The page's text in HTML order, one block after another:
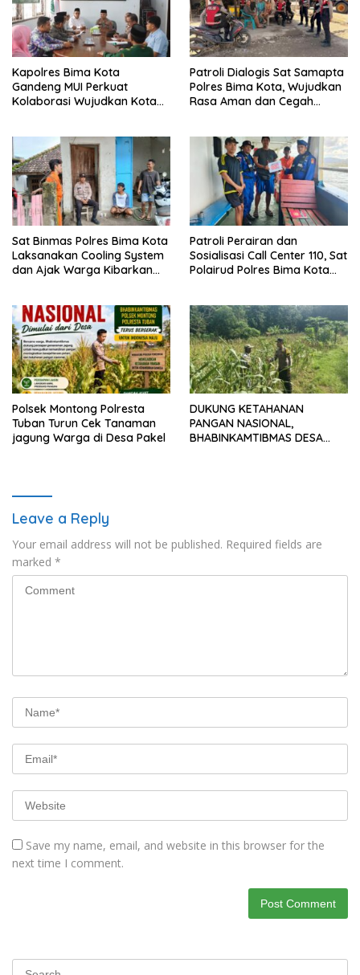
Kapolres Bima Kota
Gandeng MUI Perkuat
Kolaborasi Wujudkan Kota
Patroli Dialogis Sat Samapta
Polres Bima Kota, Wujudkan
Rasa Aman dan Cegah
Sat Binmas Polres Bima Kota
Laksanakan Cooling System
dan Ajak Warga Kibarkan
Patroli Perairan dan
Sosialisasi Call Center 110, Sat
Polairud Polres Bima Kota
Polsek Montong Polresta
Tuban Turun Cek Tanaman
jagung Warga di Desa Pakel
DUKUNG KETAHANAN
PANGAN NASIONAL,
BHABINKAMTIBMAS DESA
Leave a Reply
Your email address will not be published. Required fields are
marked *
Save my name, email, and website in this browser for the
next time I comment.
Search